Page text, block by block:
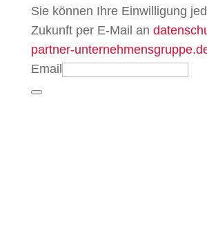
Sie können Ihre Einwilligung
Zukunft per E-Mail an
partner-
Email